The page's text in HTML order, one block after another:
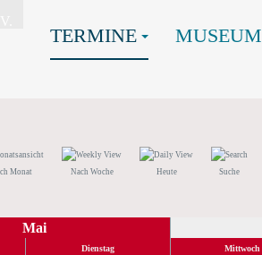
TERMINE MUSEUM
Monat Nach Woche Heute Suche
Mai
Dienstag Mittwoch